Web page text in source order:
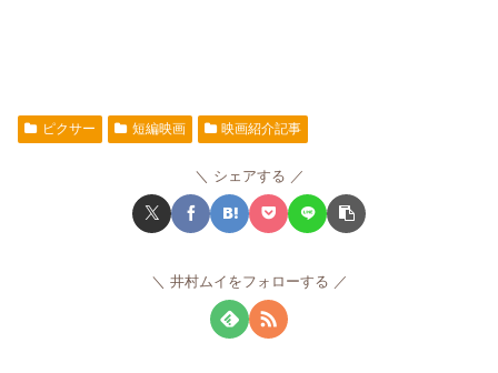
ピクサー 短編映画 映画紹介記事
シェアする
井村ムイをフォローする